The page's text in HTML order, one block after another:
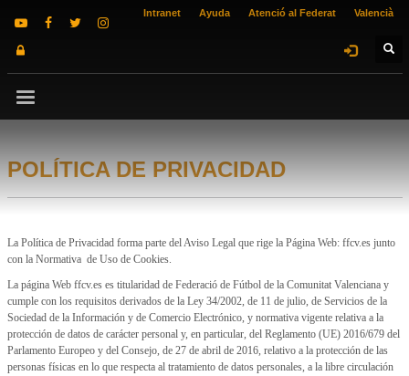
Intranet Ayuda Atenció al Federat Valencià
POLÍTICA DE PRIVACIDAD
La Política de Privacidad forma parte del Aviso Legal que rige la Página Web: ffcv.es junto
con la Normativa de Uso de Cookies.
La página Web ffcv.es es titularidad de Federació de Fútbol de la Comunitat Valenciana y
cumple con los requisitos derivados de la Ley 34/2002, de 11 de julio, de Servicios de la
Sociedad de la Información y de Comercio Electrónico, y normativa vigente relativa a la
protección de datos de carácter personal y, en particular, del Reglamento (UE) 2016/679 del
Parlamento Europeo y del Consejo, de 27 de abril de 2016, relativo a la protección de las
personas físicas en lo que respecta al tratamiento de datos personales, a la libre circulación